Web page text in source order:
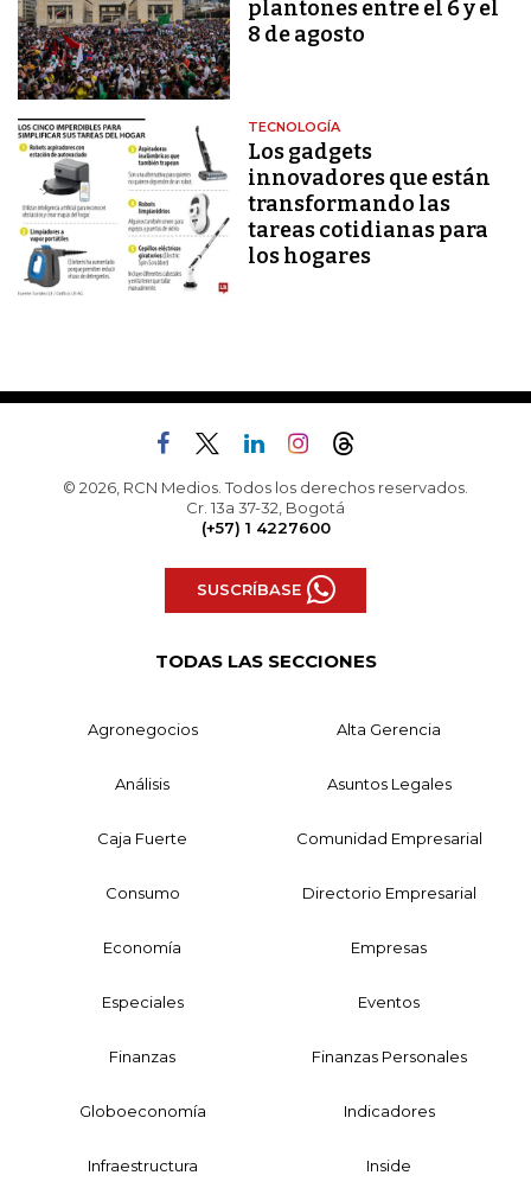
plantones entre el 6 y el
8 de agosto
TECNOLOGÍA
Los gadgets
innovadores que están
transformando las
tareas cotidianas para
los hogares
© 2026, RCN Medios. Todos los derechos reservados.
Cr. 13a 37-32, Bogotá
(+57) 1 4227600
SUSCRÍBASE
TODAS LAS SECCIONES
Agronegocios Alta Gerencia
Análisis Asuntos Legales
Caja Fuerte Comunidad Empresarial
Consumo Directorio Empresarial
Economía Empresas
Especiales Eventos
Finanzas Finanzas Personales
Globoeconomía Indicadores
Infraestructura Inside